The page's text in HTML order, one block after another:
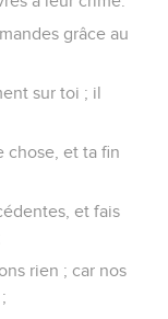
grâce au
sur toi ; il
chose, et ta fin
et fais
rien ; car nos